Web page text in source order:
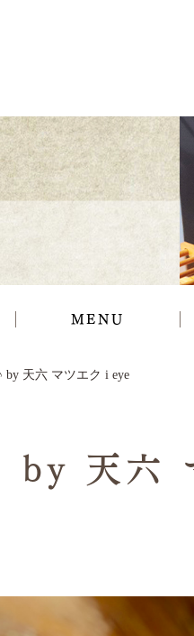
MENU
by 天六 マツエク i eye
by 天六